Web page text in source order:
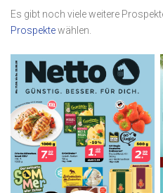
Es gibt noch viele weitere
Prospektewählen.